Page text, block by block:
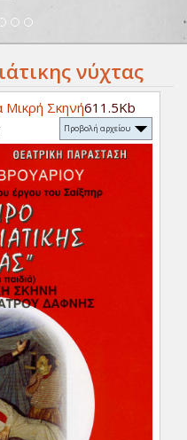
νύχτας
Σκηνή611.5Kb
Προβολή αρχείου